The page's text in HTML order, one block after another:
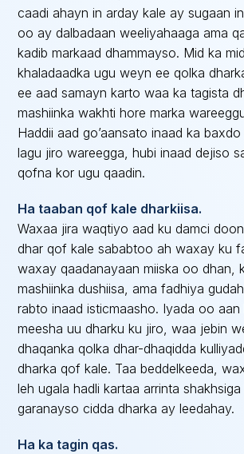
caadi ahayn in arday kale ay sugaan
oo ay dalbadaan weeliyahaaga ama
kadib markaad dhammayso. Mid ka
khaladaadka ugu weyn ee qolka
ee aad samayn karto waa ka tagista
mashiinka wakhti hore marka
Haddii aad go’aansato inaad ka
lagu jiro wareegga, hubi inaad dejiso
qofna kor ugu qaadin.
Ha taaban qof kale dharkiisa.
Waxaa jira waqtiyo aad ku damci
dhar qof kale sababtoo ah waxay ku
waxay qaadanayaan miiska oo dhan,
mashiinka dushiisa, ama fadhiya
rabto inaad isticmaasho. Iyada oo aan
meesha uu dharku ku jiro, waa jebin
dhaqanka qolka dhar-dhaqidda
dharka qof kale. Taa beddelkeeda,
leh ugala hadli kartaa arrinta
garanayso cidda dharka ay leedahay.
Ha ka tagin qas.